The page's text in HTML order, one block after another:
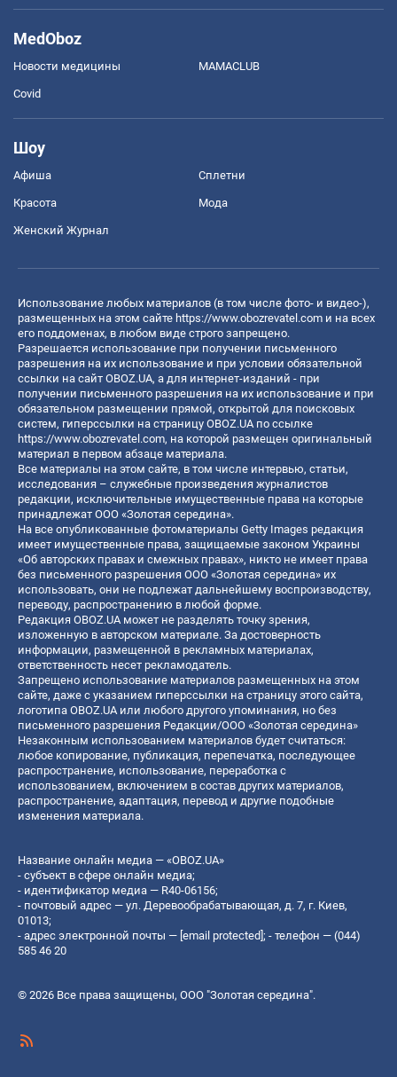
MedOboz
Новости медицины MAMACLUB
Covid
Шоу
Афиша Сплетни
Красота Мода
Женский Журнал
Использование любых материалов (в том числе фото- и видео-),
размещенных на этом сайте https://www.obozrevatel.com и на всех
его поддоменах, в любом виде строго запрещено.
Разрешается использование при получении письменного
разрешения на их использование и при условии обязательной
ссылки на сайт OBOZ.UA, а для интернет-изданий - при
получении письменного разрешения на их использование и при
обязательном размещении прямой, открытой для поисковых
систем, гиперссылки на страницу OBOZ.UA по ссылке
https://www.obozrevatel.com, на которой размещен оригинальный
материал в первом абзаце материала.
Все материалы на этом сайте, в том числе интервью, статьи,
исследования – служебные произведения журналистов
редакции, исключительные имущественные права на которые
принадлежат ООО «Золотая середина».
На все опубликованные фотоматериалы Getty Images редакция
имеет имущественные права, защищаемые законом Украины
«Об авторских правах и смежных правах», никто не имеет права
без письменного разрешения ООО «Золотая середина» их
использовать, они не подлежат дальнейшему воспроизводству,
переводу, распространению в любой форме.
Редакция OBOZ.UA может не разделять точку зрения,
изложенную в авторском материале. За достоверность
информации, размещенной в рекламных материалах,
ответственность несет рекламодатель.
Запрещено использование материалов размещенных на этом
сайте, даже с указанием гиперссылки на страницу этого сайта,
логотипа OBOZ.UA или любого другого упоминания, но без
письменного разрешения Редакции/ООО «Золотая середина»
Незаконным использованием материалов будет считаться:
любое копирование, публикация, перепечатка, последующее
распространение, использование, переработка с
использованием, включением в состав других материалов,
распространение, адаптация, перевод и другие подобные
изменения материала.
Название онлайн медиа — «OBOZ.UA»
- субъект в сфере онлайн медиа;
- идентификатор медиа — R40-06156;
- почтовый адрес — ул. Деревообрабатывающая, д. 7, г. Киев,
01013;
- адрес электронной почты — [email protected]; - телефон — (044)
585 46 20
© 2026 Все права защищены, ООО "Золотая середина".